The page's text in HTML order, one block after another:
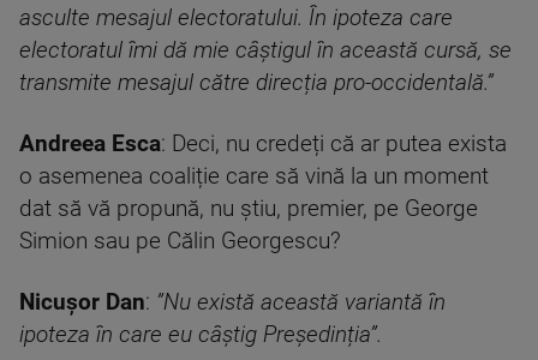
asculte mesajul electoratului. În ipoteza care
electoratul îmi dă mie câștigul în această cursă, se
transmite mesajul către direcția pro-occidentală.”
Andreea Esca: Deci, nu credeți că ar putea exista
o asemenea coaliție care să vină la un moment
dat să vă propună, nu știu, premier, pe George
Simion sau pe Călin Georgescu?
Nicușor Dan: ”Nu există această variantă în
ipoteza în care eu câștig Președinția”.